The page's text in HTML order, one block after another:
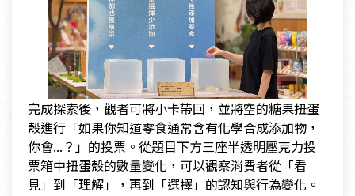
完成探索後，觀者可將小卡帶回，並將空的糖果扭蛋
殼進行「如果你知道零食通常含有化學合成添加物，
你會...？」的投票。從題目下方三座半透明壓克力投
票箱中扭蛋殼的數量變化，可以觀察消費者從「看
見」到「理解」，再到「選擇」的認知與行為變化。